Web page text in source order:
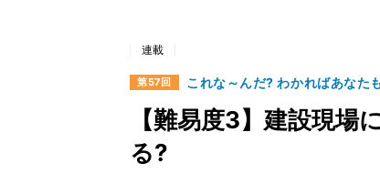
連載
第57回 これな～んだ? わかればあなた
【難易度3】建設現場
る?